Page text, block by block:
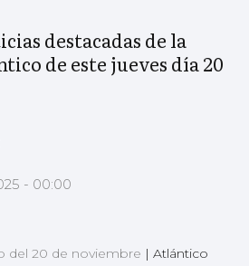
destacadas de la
de este jueves día 20
- 00:00
del 20 de noviembre | Atlántico